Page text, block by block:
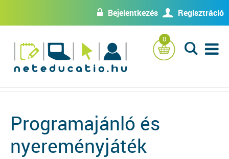
w Bejelentkezés U Regisztráció
0
L
Programajánló és
nyereményjáték